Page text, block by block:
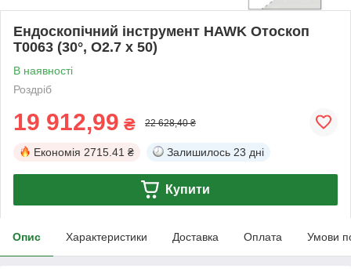
Ендоскопічний інструмент HAWK Отоскоп
T0063 (30°, O2.7 x 50)
В наявності
Роздріб
19 912,99 ₴ 22 628,40 ₴
Економія 2715.41 ₴ Залишилось 23 дні
Купити
Опис Характеристики Доставка Оплата Умови